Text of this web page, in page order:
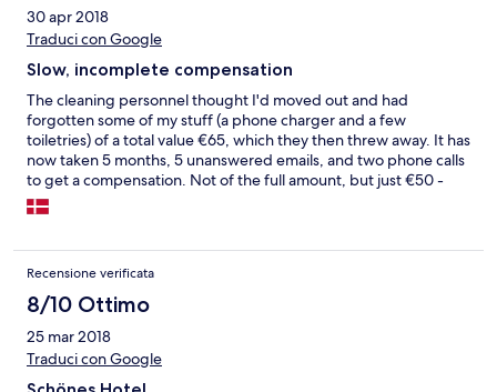
30 apr 2018
Traduci con Google
Slow, incomplete compensation
The cleaning personnel thought I'd moved out and had
forgotten some of my stuff (a phone charger and a few
toiletries) of a total value €65, which they then threw away. It has
now taken 5 months, 5 unanswered emails, and two phone calls
to get a compensation. Not of the full amount, but just €50 -
citing that their insurance won't pay more due to me not having
receipts for all the lost items. I find it hard to see what the hotel's
also think it's ok to make mistakes like accidentally throwing
away stuff. But not attending to it right away, ignoring emails,
and not compensating the loss fully, is not ok.
Recensione verificata
8/10 Ottimo
25 mar 2018
Traduci con Google